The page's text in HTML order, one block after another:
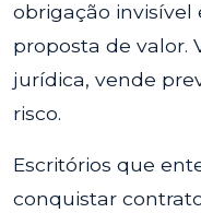
obrigação invisível
proposta de valor.
jurídica, vende
risco.
Escritórios que
conquistar